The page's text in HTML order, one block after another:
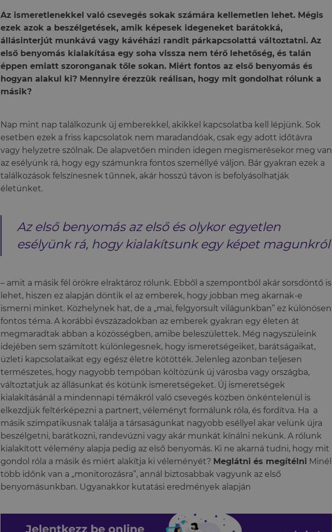
Az ismeretlenekkel való csevegés sokak számára kellemetlen lehet. Mégis
ezek azok a beszélgetések, amik képesek idegeneket barátokká,
állásinterjút munkává vagy kávéházi randit párkapcsolattá változtatni. Az
első benyomás kialakítása egy soha vissza nem térő lehetőség, és talán
éppen emiatt szoronganak tőle sokan. Miért fontos az első benyomás és
hogyan alakul ki? Mennyire érezzük reálisan, hogy mit gondolhat rólunk a
másik?
Nap mint nap találkozunk új emberekkel, akikkel kapcsolatba kell lépjünk. Sok
esetben ezek a friss kapcsolatok nem maradandóak, csak egy adott időtávra
vagy helyzetre szólnak. De alapvetően minden idegen megismerésekor meg van
az esélyünk rá, hogy egy számunkra fontos személlyé váljon. Bár gyakran ezek a
találkozások felszínesnek tűnnek, akár hosszú távon is befolyásolhatják
életünket.
Az első benyomás az első és olykor egyetlen
esélyünk rá, hogy kialakítsunk egy képet magunkról
– amit a másik fél örökre elraktároz rólunk. Ebből a szempontból akár sorsdöntő is
lehet, hiszen ez alapján döntik el az emberek, hogy jobban meg akarnak-e
ismerni minket. Közhelynek hat, de a „mai, felgyorsult világunkban” ez különösen
fontos téma. A korábbi évszázadokban az emberek gyakran egy életen át
megmaradtak abban a közösségben, amibe beleszülettek. Még nagyszüleink
idejében sem számított különlegesnek, hogy ismeretségeiket, barátságaikat,
üzleti kapcsolataikat egy egész életre kötötték. Jelenleg azonban teljesen
természetes, hogy nagyobb tempóban költözünk új városba vagy országba,
változtatjuk az állásunkat és kötünk ismeretségeket. Új ismeretségek
kialakításánál a mindennapi témákról való csevegés közben önkéntelenül is
elkezdjük feltérképezni a partnert, véleményt formálunk róla, és fordítva. Ha a
másik szimpatikusnak találja a társaságunkat nagyobb eséllyel akar velünk újra
beszélgetni, barátkozni, randevúzni vagy akár munkát kínálni nekünk. A rólunk
kialakított vélemény alapja pedig az első benyomás. Ki ne akarná tudni, hogy mit
gondol róla a másik és miért alakítja ki véleményét? Meglátni és megítélni Minél
több időnk van a „monitorozásra”, annál biztosabbak vagyunk az első
benyomásunkban. Ugyanakkor kutatási eredmények alapján